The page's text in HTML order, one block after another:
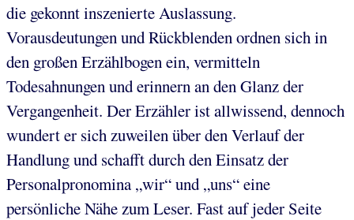
die gekonnt inszenierte Auslassung.
Vorausdeutungen und Rückblenden ordnen sich in
den großen Erzählbogen ein, vermitteln
Todesahnungen und erinnern an den Glanz der
Vergangenheit. Der Erzähler ist allwissend, dennoch
wundert er sich zuweilen über den Verlauf der
Handlung und schafft durch den Einsatz der
Personalpronomina „wir“ und „uns“ eine
persönliche Nähe zum Leser. Fast auf jeder Seite